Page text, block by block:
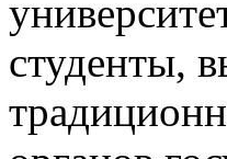
студенты,